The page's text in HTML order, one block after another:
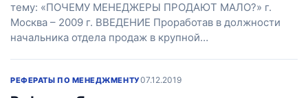
тему: «ПОЧЕМУ МЕНЕДЖЕРЫ ПРОДАЮТ МАЛО?» г.
Москва – 2009 г. ВВЕДЕНИЕ Проработав в должности
начальника отдела продаж в крупной…
РЕФЕРАТЫ ПО МЕНЕДЖМЕНТУ07.12.2019